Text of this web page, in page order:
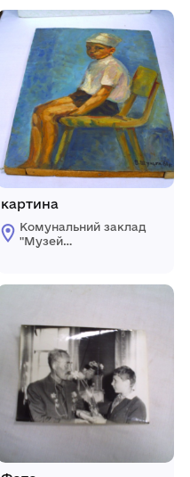
картина
Комунальний заклад
"Музей
досліджень